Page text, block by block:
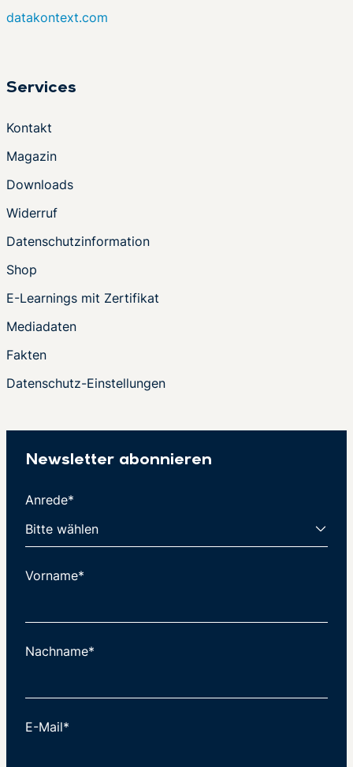
datakontext.com
Services
Kontakt
Magazin
Downloads
Widerruf
Datenschutzinformation
Shop
E-Learnings mit Zertifikat
Mediadaten
Fakten
Datenschutz-Einstellungen
Newsletter abonnieren
Anrede*
Vorname*
Nachname*
E-Mail*